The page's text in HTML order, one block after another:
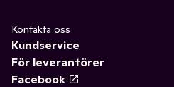
Kontakta oss
Kundservice
För leverantörer
Facebook